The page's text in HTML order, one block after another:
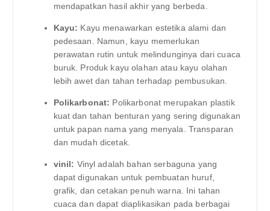
mendapatkan hasil akhir yang berbeda.
Kayu: Kayu menawarkan estetika alami dan
pedesaan. Namun, kayu memerlukan
perawatan rutin untuk melindunginya dari cuaca
buruk. Produk kayu olahan atau kayu olahan
lebih awet dan tahan terhadap pembusukan.
Polikarbonat: Polikarbonat merupakan plastik
kuat dan tahan benturan yang sering digunakan
untuk papan nama yang menyala. Transparan
dan mudah dicetak.
vinil: Vinyl adalah bahan serbaguna yang
dapat digunakan untuk pembuatan huruf,
grafik, dan cetakan penuh warna. Ini tahan
cuaca dan dapat diaplikasikan pada berbagai